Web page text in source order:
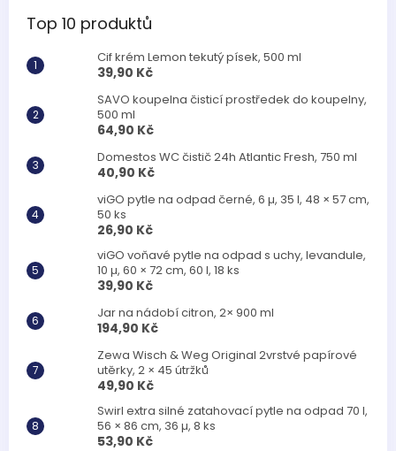
Top 10 produktů
Cif krém Lemon tekutý písek, 500 ml
39,90 Kč
SAVO koupelna čisticí prostředek do koupelny,
500 ml
64,90 Kč
Domestos WC čistič 24h Atlantic Fresh, 750 ml
40,90 Kč
viGO pytle na odpad černé, 6 µ, 35 l, 48 × 57 cm,
50 ks
26,90 Kč
viGO voňavé pytle na odpad s uchy, levandule,
10 µ, 60 × 72 cm, 60 l, 18 ks
39,90 Kč
Jar na nádobí citron, 2× 900 ml
194,90 Kč
Zewa Wisch & Weg Original 2vrstvé papírové
utěrky, 2 × 45 útržků
49,90 Kč
Swirl extra silné zatahovací pytle na odpad 70 l,
56 × 86 cm, 36 µ, 8 ks
53,90 Kč